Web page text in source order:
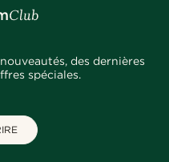
des dernières
spéciales.